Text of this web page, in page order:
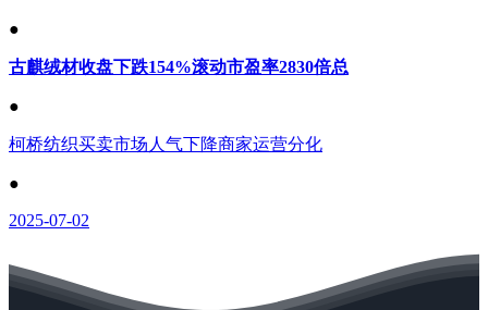
●
古麒绒材收盘下跌154%滚动市盈率2830倍总
●
柯桥纺织买卖市场人气下降商家运营分化
●
2025-07-02